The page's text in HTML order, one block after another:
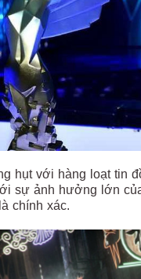
hụt với hàng loạt tin
sự ảnh hưởng lớn
chính xác.